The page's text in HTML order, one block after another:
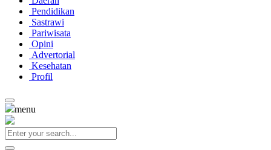
Pendidikan
Sastrawi
Pariwisata
Opini
Advertorial
Kesehatan
Profil
menu